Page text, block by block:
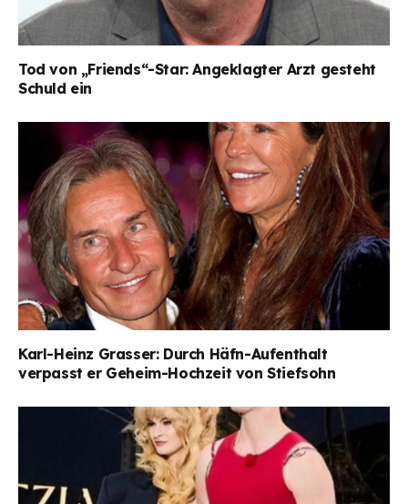
Tod von „Friends“-Star: Angeklagter Arzt gesteht
Schuld ein
Karl-Heinz Grasser: Durch Häfn-Aufenthalt
verpasst er Geheim-Hochzeit von Stiefsohn